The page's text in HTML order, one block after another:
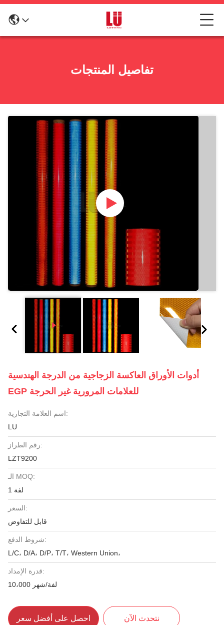
تفاصيل المنتجات
أدوات الأوراق العاكسة الزجاجية من الدرجة الهندسية
EGP للعلامات المرورية غير الحرجة
اسم العلامة التجارية:
LU
رقم الطراز:
LZT9200
الـ MOQ:
1 لفة
السعر:
قابل للتفاوض
شروط الدفع:
L/C، D/A، D/P، T/T، Western Union،
قدرة الإمداد:
10،000 لفة/شهر
احصل على أفضل سعر نتحدث الآن